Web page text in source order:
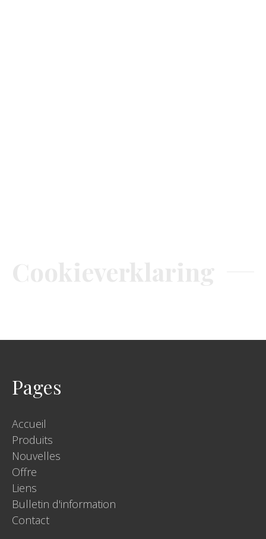
Pages
Accueil
Produits
Nouvelles
Offre
Liens
Bulletin d'information
Contact